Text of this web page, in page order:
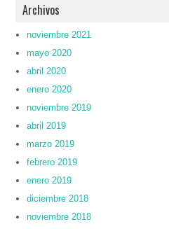
Archivos
noviembre 2021
mayo 2020
abril 2020
enero 2020
noviembre 2019
abril 2019
marzo 2019
febrero 2019
enero 2019
diciembre 2018
noviembre 2018